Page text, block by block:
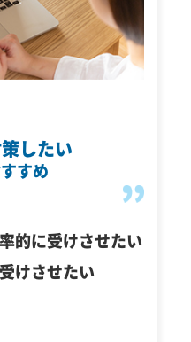
したい
すめ
的に受けさせたい
けさせたい